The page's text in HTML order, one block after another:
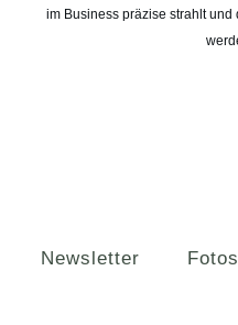
im Business präzise strahlt
Newsletter